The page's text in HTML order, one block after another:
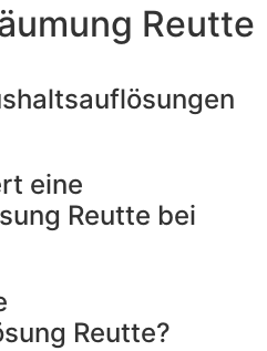
Reutte
eine
Reutte bei
Reutte?